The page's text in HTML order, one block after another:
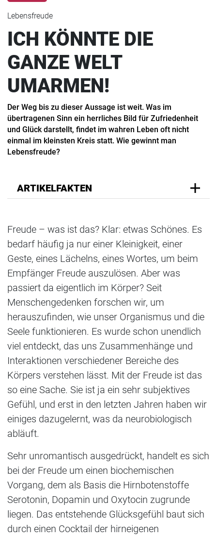
Lebensfreude
ICH KÖNNTE DIE
GANZE WELT
UMARMEN!
Der Weg bis zu dieser Aussage ist weit. Was im
übertragenen Sinn ein herrliches Bild für Zufriedenheit
und Glück darstellt, findet im wahren Leben oft nicht
einmal im kleinsten Kreis statt. Wie gewinnt man
Lebensfreude?
ARTIKELFAKTEN
Freude – was ist das? Klar: etwas Schönes. Es
bedarf häufig ja nur einer Kleinigkeit, einer
Geste, eines Lächelns, eines Wortes, um beim
Empfänger Freude auszulösen. Aber was
passiert da eigentlich im Körper? Seit
Menschengedenken forschen wir, um
herauszufinden, wie unser Organismus und die
Seele funktionieren. Es wurde schon unendlich
viel entdeckt, das uns Zusammenhänge und
Interaktionen verschiedener Bereiche des
Körpers verstehen lässt. Mit der Freude ist das
so eine Sache. Sie ist ja ein sehr subjektives
Gefühl, und erst in den letzten Jahren haben wir
einiges dazugelernt, was da neurobiologisch
abläuft.
Sehr unromantisch ausgedrückt, handelt es sich
bei der Freude um einen biochemischen
Vorgang, dem als Basis die Hirnbotenstoffe
Serotonin, Dopamin und Oxytocin zugrunde
liegen. Das entstehende Glücksgefühl baut sich
durch einen Cocktail der hirneigenen